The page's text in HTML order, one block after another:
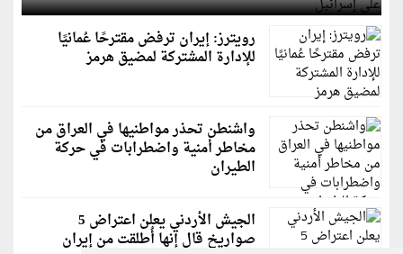
رويترز: إيران ترفض مقترحًا عُمانيًا
للإدارة المشتركة لمضيق هرمز
واشنطن تحذر مواطنيها في العراق من
مخاطر أمنية واضطرابات في حركة
الطيران
الجيش الأردني يعلن اعتراض 5
صواريخ قال إنها أُطلقت من إيران